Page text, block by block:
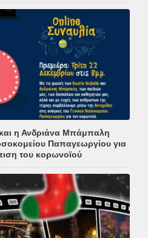
η Ανδριάνα Μπάμπαλη
Παπαγεωργίου για
του κορωνοϊού